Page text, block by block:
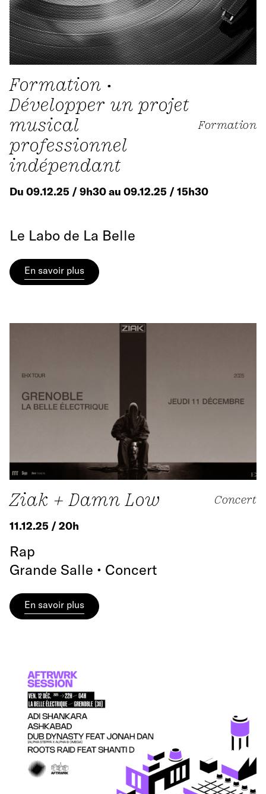
Formation •
Développer un projet
musical
professionnel
indépendant
Formation
Du 09.12.25 / 9h30 au 09.12.25 / 15h30
Le Labo de La Belle
En savoir plus
Ziak + Damn Low Concert
11.12.25 / 20h
Rap
Grande Salle • Concert
En savoir plus